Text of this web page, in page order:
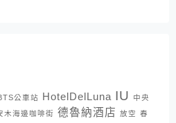
公車站 HotelDelLuna IU
中央
木海邊咖啡街 德魯納酒店 放空 春